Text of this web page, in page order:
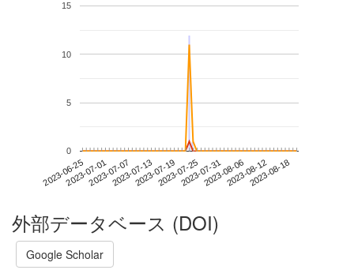
2023-06-252023-07-012023-07-072023-07-132023-07-192023-07-252023-07-312023-08-062023-08-122023-08-18
0
5
10
15
外部データベース (DOI)
Google Scholar